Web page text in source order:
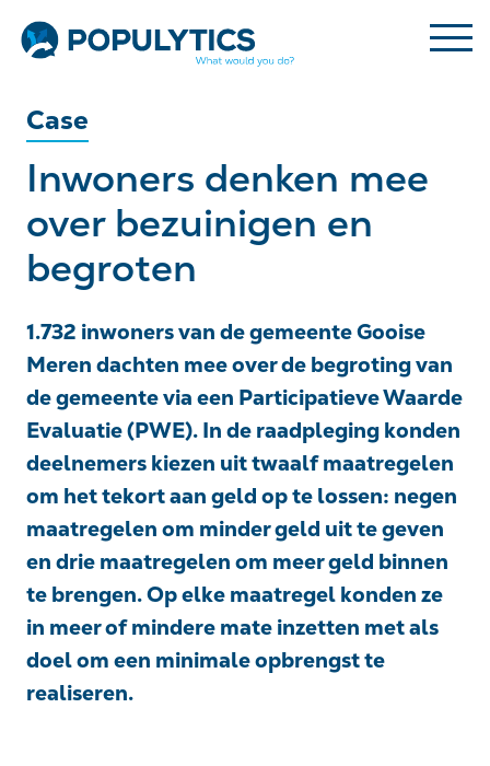
Case
Inwoners denken mee
over bezuinigen en
begroten
1.732 inwoners van de gemeente Gooise
Meren dachten mee over de begroting van
de gemeente via een Participatieve Waarde
Evaluatie (PWE). In de raadpleging konden
deelnemers kiezen uit twaalf maatregelen
om het tekort aan geld op te lossen: negen
maatregelen om minder geld uit te geven
en drie maatregelen om meer geld binnen
te brengen. Op elke maatregel konden ze
in meer of mindere mate inzetten met als
doel om een minimale opbrengst te
realiseren.